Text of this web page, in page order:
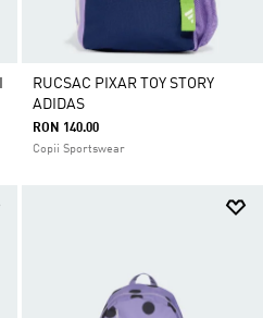
RUCSAC PIXAR TOY STORY
ADIDAS
RON 140.00
Copii Sportswear